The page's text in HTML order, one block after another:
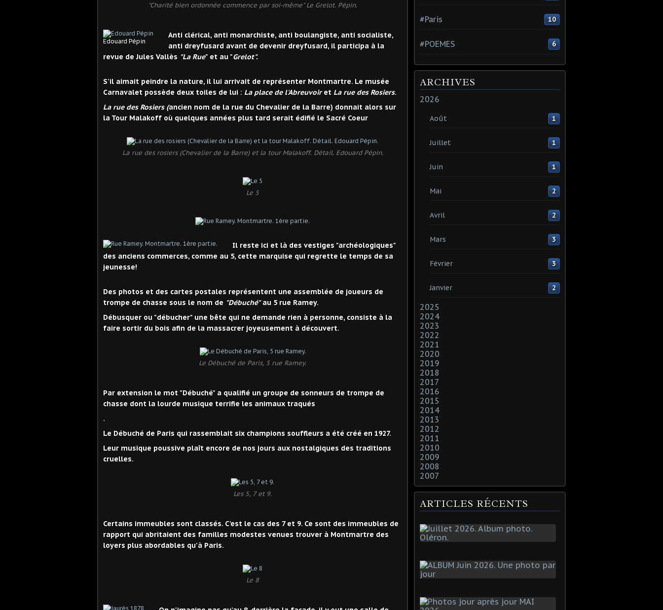
"Charité bien ordonnée commence par soi-même" Le Grelot. Pépin.
Edouard Pépin
Anti clérical, anti monarchiste, anti boulangiste, anti socialiste,
anti dreyfusard avant de devenir dreyfusard, il participa à la
revue de Jules Vallès "La Rue" et au "Grelot".
S'il aimait peindre la nature, il lui arrivait de représenter Montmartre. Le musée
Carnavalet possède deux toiles de lui : La place de l'Abreuvoiret La rue des Rosiers.
La rue des Rosiers (ancien nom de la rue du Chevalier de la Barre) donnait alors sur
la Tour Malakoff où quelques années plus tard serait édifié le Sacré Coeur
La rue des rosiers (Chevalier de la Barre) et la tour Malakoff. Détail. Edouard Pépin.
Le 5
Il reste ici et là des vestiges "archéologiques"
des anciens commerces, comme au 5, cette marquise qui regrette le temps de sa
jeunesse!
Des photos et des cartes postales représentent une assemblée de joueurs de
trompe de chasse sous le nom de "Débuché"au 5 rue Ramey.
Débusquer ou "débucher" une bête qui ne demande rien à personne, consiste à la
faire sortir du bois afin de la massacrer joyeusement à découvert.
Le Débuché de Paris, 5 rue Ramey.
Par extension le mot "Débuché" a qualifié un groupe de sonneurs de trompe de
chasse dont la lourde musique terrifie les animaux traqués
.
Le Débuché de Paris qui rassemblait six champions souffleurs a été créé en 1927.
Leur musique poussive plaît encore de nos jours aux nostalgiques des traditions
cruelles.
Les 5, 7 et 9.
Certains immeubles sont classés. C'est le cas des 7 et 9. Ce sont des immeubles de
rapport qui abritaient des familles modestes venues trouver à Montmartre des
loyers plus abordables qu'à Paris.
Le 8
#Paris 10
#POEMES 6
ARCHIVES
2026
Août 1
Juillet 1
Juin 1
Mai 2
Avril 2
Mars 3
Février 3
Janvier 2
2025
2024
2023
2022
2021
2020
2019
2018
2017
2016
2015
2014
2013
2012
2011
2010
2009
2008
2007
ARTICLES RÉCENTS